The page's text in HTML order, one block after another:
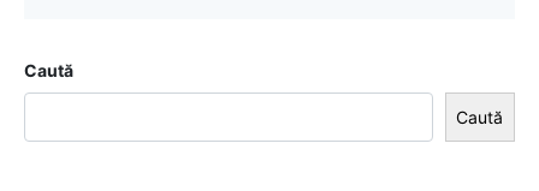
Caută
Caută